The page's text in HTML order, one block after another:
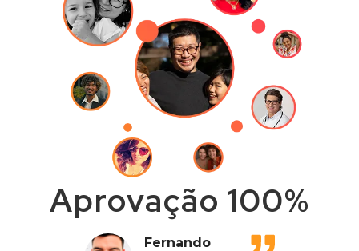
Aprovação 100%
Fernando